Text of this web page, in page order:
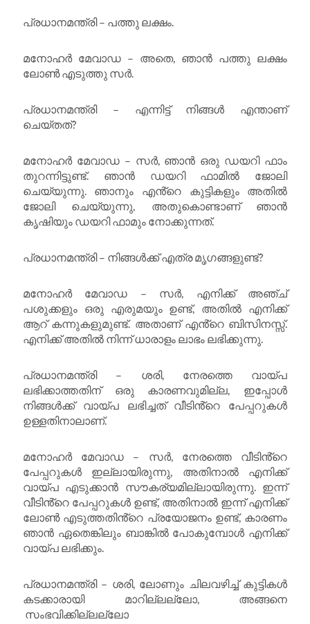
പ്രധാനമന്ത്രി – പത്തു ലക്ഷം.
മനോഹർ മേവാഡ – അതെ, ഞാൻ പത്തു ലക്ഷം
ലോൺ എടുത്തു സർ.
പ്രധാനമന്ത്രി – എന്നിട്ട് നിങ്ങൾ എന്താണ്
ചെയ്തത്?
മനോഹർ മേവാഡ – സർ, ഞാൻ ഒരു ഡയറി ഫാം
തുറന്നിട്ടുണ്ട്. ഞാൻ ഡയറി ഫാമിൽ ജോലി
ചെയ്യുന്നു. ഞാനും എൻ്റെ കുട്ടികളും അതിൽ
ജോലി ചെയ്യുന്നു, അതുകൊണ്ടാണ് ഞാൻ
കൃഷിയും ഡയറി ഫാമും നോക്കുന്നത്.
പ്രധാനമന്ത്രി – നിങ്ങൾക്ക് എത്ര മൃഗങ്ങളുണ്ട്?
മനോഹർ മേവാഡ – സർ, എനിക്ക് അഞ്ച്
പശുക്കളും ഒരു എരുമയും ഉണ്ട്, അതിൽ എനിക്ക്
ആറ് കന്നുകളുമുണ്ട്. അതാണ് എൻ്റെ ബിസിനസ്സ്.
എനിക്ക് അതിൽ നിന്ന് ധാരാളം ലാഭം ലഭിക്കുന്നു.
പ്രധാനമന്ത്രി – ശരി, നേരത്തെ വായ്പ
ലഭിക്കാത്തതിന് ഒരു കാരണവുമില്ല, ഇപ്പോൾ
നിങ്ങൾക്ക് വായ്പ ലഭിച്ചത് വീടിൻ്റെ പേപ്പറുകൾ
ഉള്ളതിനാലാണ്.
മനോഹർ മേവാഡ – സർ, നേരത്തെ വീടിൻ്റെ
പേപ്പറുകൾ ഇല്ലായിരുന്നു, അതിനാൽ എനിക്ക്
വായ്പ എടുക്കാൻ സൗകര്യമില്ലായിരുന്നു. ഇന്ന്
വീടിൻ്റെ പേപ്പറുകൾ ഉണ്ട്, അതിനാൽ ഇന്ന് എനിക്ക്
ലോൺ എടുത്തതിൻ്റെ പ്രയോജനം ഉണ്ട്, കാരണം
ഞാൻ ഏതെങ്കിലും ബാങ്കിൽ പോകുമ്പോൾ എനിക്ക്
വായ്പ ലഭിക്കും.
പ്രധാനമന്ത്രി – ശരി, ലോണും ചിലവഴിച്ച് കുട്ടികൾ
കടക്കാരായി മാറില്ലല്ലോ, അങ്ങനെ
സംഭവിക്കില്ലല്ലോ